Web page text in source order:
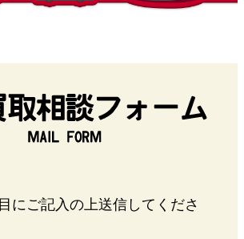
にご記入の上送信してくださ